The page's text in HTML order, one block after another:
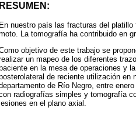
RESUMEN:
En nuestro país las fracturas del
La tomografía ha contribuido en
objetivo de este trabajo se
un mapeo de los diferentes
en la mesa de operaciones y
de reciente utilización en
de Río Negro, entre
radiografías simples y tomografía
en el plano axial.